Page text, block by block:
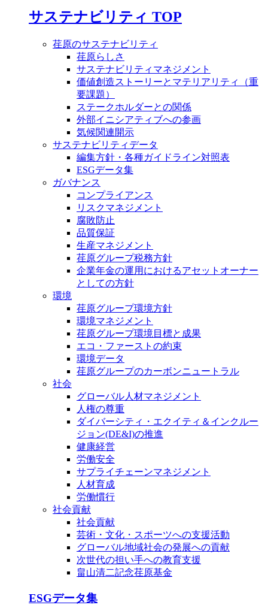
サステナビリティ TOP
荏原のサステナビリティ
荏原らしさ
サステナビリティマネジメント
価値創造ストーリーとマテリアリティ（重
要課題）
ステークホルダーとの関係
外部イニシアティブへの参画
気候関連開示
サステナビリティデータ
編集方針・各種ガイドライン対照表
ESGデータ集
ガバナンス
コンプライアンス
リスクマネジメント
腐敗防止
品質保証
生産マネジメント
荏原グループ税務方針
企業年金の運用におけるアセットオーナー
としての方針
環境
荏原グループ環境方針
環境マネジメント
荏原グループ環境目標と成果
エコ・ファーストの約束
環境データ
荏原グループのカーボンニュートラル
社会
グローバル人材マネジメント
人権の尊重
ダイバーシティ・エクイティ＆インクルー
ジョン(DE&I)の推進
健康経営
労働安全
サプライチェーンマネジメント
人材育成
労働慣行
社会貢献
社会貢献
芸術・文化・スポーツへの支援活動
グローバル地域社会の発展への貢献
次世代の担い手への教育支援
畠山清二記念荏原基金
ESGデータ集